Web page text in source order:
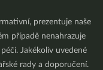
prezentuje naše
případě nenahrazuje
Jakékoliv uvedené
rady a doporučení.